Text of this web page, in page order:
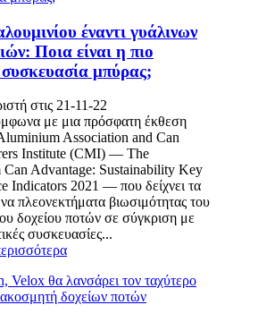
έναντι γυάλινων
Ποια είναι η πιο
μπύρας;
στις 21-11-22
με μια πρόσφατη έκθεση
Association and Can
Institute (CMI) — The
Advantage: Sustainability Key
Indicators 2021 — που δείχνει τα
πλεονεκτήματα βιωσιμότητας του
δοχείου ποτών σε σύγκριση με
συσκευασίες...